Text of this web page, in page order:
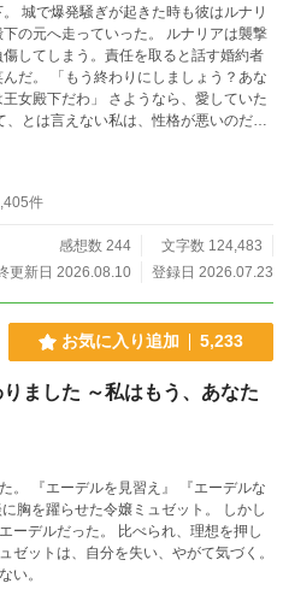
城で爆発騒ぎが起きた時も彼はルナリ
の元へ走っていった。 ルナリアは襲撃
してしまう。責任を取ると話す婚約者
しょう？あな
さようなら、愛していた
、とは言えない私は、性格が悪いのだろ
件
感想数 244
文字数 124,483
更新日 2026.08.10
登録日 2026.07.23
お気に入り追加 5,233
ました ～私はもう、あなた
ルな
胸を躍らせた令嬢ミュゼット。 しかし
ーデルだった。 比べられ、理想を押し
ゼットは、自分を失い、やがて気づく。
い。